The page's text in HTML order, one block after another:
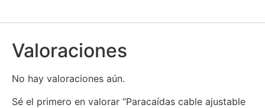
Valoraciones
No hay valoraciones aún.
Sé el primero en valorar “Paracaídas cable ajustable